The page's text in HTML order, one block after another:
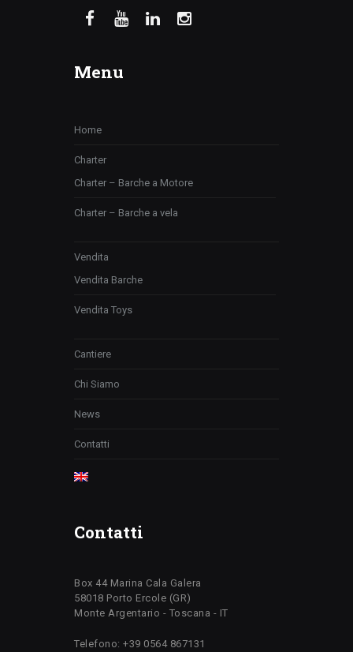
Menu
Home
Charter
Charter – Barche a Motore
Charter – Barche a vela
Vendita
Vendita Barche
Vendita Toys
Cantiere
Chi Siamo
News
Contatti
Contatti
Box 44 Marina Cala Galera
58018 Porto Ercole (GR)
Monte Argentario - Toscana - IT
Telefono: +39 0564 867131